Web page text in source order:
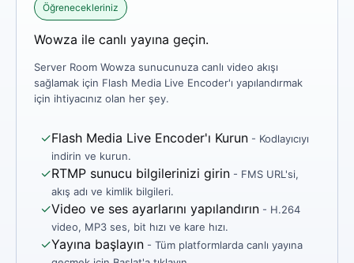
Öğrenecekleriniz
Wowza ile canlı yayına geçin.
Server Room Wowza sunucunuza canlı video akışı
sağlamak için Flash Media Live Encoder'ı yapılandırmak
için ihtiyacınız olan her şey.
✓Flash Media Live Encoder'ı Kurun - Kodlayıcıyı
indirin ve kurun.
✓RTMP sunucu bilgilerinizi girin - FMS URL'si,
akış adı ve kimlik bilgileri.
✓Video ve ses ayarlarını yapılandırın - H.264
video, MP3 ses, bit hızı ve kare hızı.
✓Yayına başlayın - Tüm platformlarda canlı yayına